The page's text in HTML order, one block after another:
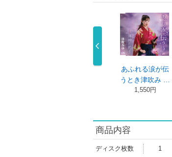
あふれる涙が伝
うとき津吹み …
商品内容
ディスク枚数 1